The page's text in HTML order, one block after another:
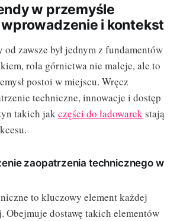
w przemyśle
i kontekst
od zawsze był jednym z fundamentów
rola górnictwa nie maleje, ale to
postoi w miejscu. Wręcz
techniczne, innowacje i dostęp
takich jakczęści do ładowarekstają
zaopatrzenia technicznego w
to kluczowy element każdej
Obejmuje dostawę takich elementów